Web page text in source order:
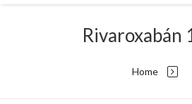
Rivaroxabán
Home